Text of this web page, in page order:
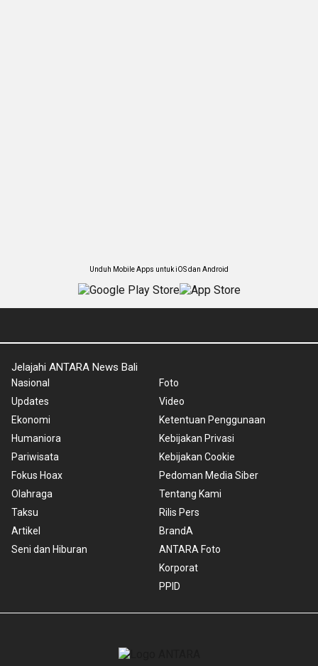
Unduh Mobile Apps untuk iOS dan Android
Jelajahi ANTARA News Bali
Nasional
Updates
Ekonomi
Humaniora
Pariwisata
Fokus Hoax
Olahraga
Taksu
Artikel
Seni dan Hiburan
Foto
Video
Ketentuan Penggunaan
Kebijakan Privasi
Kebijakan Cookie
Pedoman Media Siber
Tentang Kami
Rilis Pers
BrandA
ANTARA Foto
Korporat
PPID